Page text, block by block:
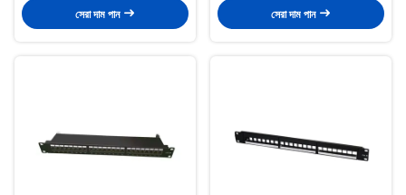
সেরা দাম পান সেরা দাম পান